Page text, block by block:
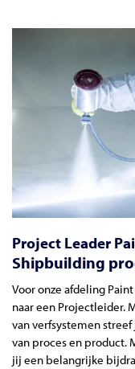
Project Leader
Shipbuilding
Voor onze afdeling
naar een Projectleider.
van verfsystemen
van proces en product.
jij een belangrijke